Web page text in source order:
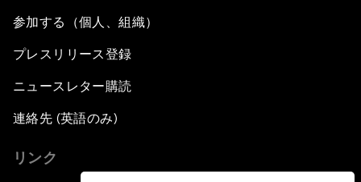
参加する（個人、組織）
プレスリリース登録
ニュースレター購読
連絡先 (英語のみ)
リンク